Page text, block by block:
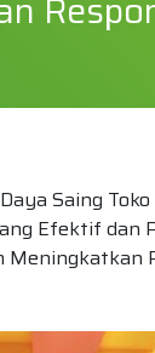
Saing
Efektif dan
Meningkatkan